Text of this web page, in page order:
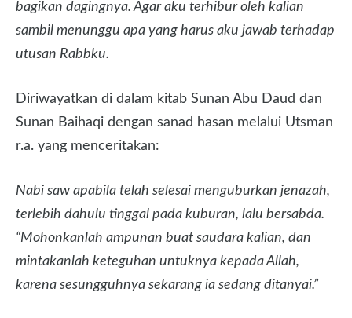
bagikan dagingnya. Agar aku terhibur oleh kalian
sambil menunggu apa yang harus aku jawab terhadap
utusan Rabbku.
Diriwayatkan di dalam kitab Sunan Abu Daud dan
Sunan Baihaqi dengan sanad hasan melalui Utsman
r.a. yang menceritakan:
Nabi saw apabila telah selesai menguburkan jenazah,
terlebih dahulu tinggal pada kuburan, lalu bersabda.
“Mohonkanlah ampunan buat saudara kalian, dan
mintakanlah keteguhan untuknya kepada Allah,
karena sesungguhnya sekarang ia sedang ditanyai.”